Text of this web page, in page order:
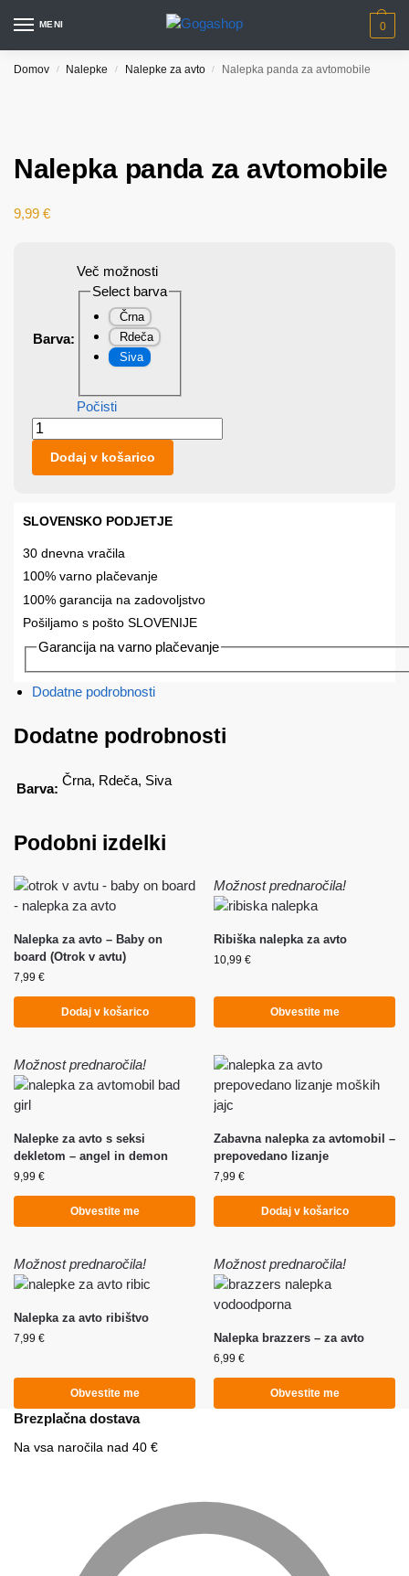
MENI 0
Domov / Nalepke / Nalepke za avto / Nalepka panda za avtomobile
Nalepka panda za avtomobile
9,99 €
Barva:
Več možnosti
Select barva
Črna
Rdeča
Siva
Počisti
Dodaj v košarico
SLOVENSKO PODJETJE
30 dnevna vračila
100% varno plačevanje
100% garancija na zadovoljstvo
Pošiljamo s pošto SLOVENIJE
Garancija na varno plačevanje
Dodatne podrobnosti
Dodatne podrobnosti
Barva:
Črna, Rdeča, Siva
Podobni izdelki
Nalepka za avto – Baby on
board (Otrok v avtu)
7,99 €
Dodaj v košarico
Možnost prednaročila!
Ribiška nalepka za avto
10,99 €
Obvestite me
Možnost prednaročila!
Nalepke za avto s seksi
dekletom – angel in demon
9,99 €
Obvestite me
Zabavna nalepka za avtomobil –
prepovedano lizanje
7,99 €
Dodaj v košarico
Možnost prednaročila!
Nalepka za avto ribištvo
7,99 €
Obvestite me
Možnost prednaročila!
Nalepka brazzers – za avto
6,99 €
Obvestite me
Brezplačna dostava
Na vsa naročila nad 40 €